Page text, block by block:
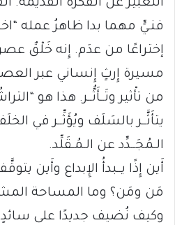
التعبير عن الفكرة القديمة.
فنـيٍّ مهما بدا ظاهرُ عمله
إختراعًا من عدَم. إِنه خَلْقٌ
مسيرة إِرثٍ إِنساني عبر
من تأْثير وتَــأَثُّــر. هذا هو
يتأَثَّــر بالسَلَف ويُؤَثِّــر في
الـمُجَــدِّد عن الـمُـقَلِّد.
أَين إِذًا يــبدأُ الإِبداع وأَين
مَن ومَن؟ وما المساحة
وكيف نُضيف جديدًا على سائدٍ